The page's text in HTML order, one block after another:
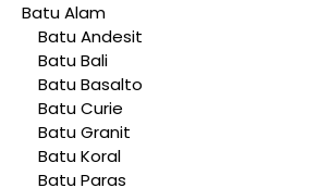
Batu Alam
Batu Andesit
Batu Bali
Batu Basalto
Batu Curie
Batu Granit
Batu Koral
Batu Paras